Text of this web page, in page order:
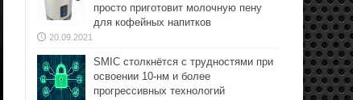
просто приготовит молочную пену
для кофейных напитков
20.09.2021
SMIC столкнётся с трудностями при
освоении 10-нм и более
прогрессивных технологий